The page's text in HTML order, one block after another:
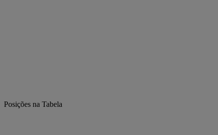
Posições na Tabela